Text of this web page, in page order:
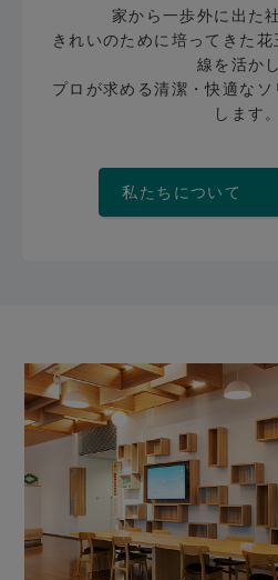
家から一歩外に出た
きれいのために培ってきた
線を活かし
プロが求める清潔・快適な
します。
私たちに